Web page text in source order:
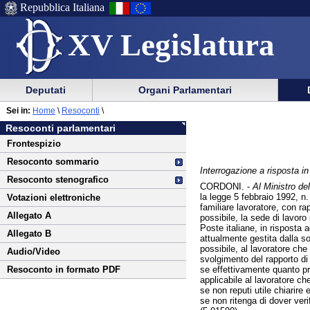
XV Legislatura
Menu
di
ausilio
alla
navigazione
Menu
di
navigazione
principale
Repubblica Italiana
Menu
di
navigazione
principale
menu
di
sezione
Deputati Organi Parlamentari
Vai
al
contenuto
Resoconti parlamentari
Frontespizio
Resoconto sommario
Resoconto stenografico
Votazioni elettroniche
Allegato A
Allegato B
Audio/Video
Resoconto in formato PDF
Sei in: Home \ Resoconti \
Interrogazione a risposta
CORDONI. - Al Ministro
la legge 5 febbraio 1992,
familiare lavoratore, con
possibile, la sede di
Poste italiane, in risposta
attualmente gestita dalla
possibile, al lavoratore
svolgimento del rapporto
se effettivamente quanto
applicabile al lavoratore
se non reputi utile chiarire
se non ritenga di dover